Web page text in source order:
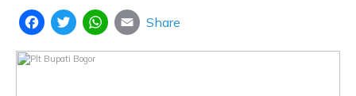
FacebookTwitterWhatsApp
Email
Share